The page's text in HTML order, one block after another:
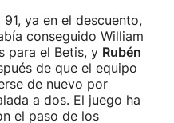
ya en el descuento,
conseguido William
para el Betis, y Rubén
de que el equipo
de nuevo por
a dos. El juego ha
el paso de los